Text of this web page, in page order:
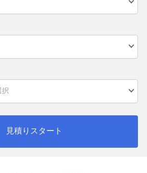
見積りスタート